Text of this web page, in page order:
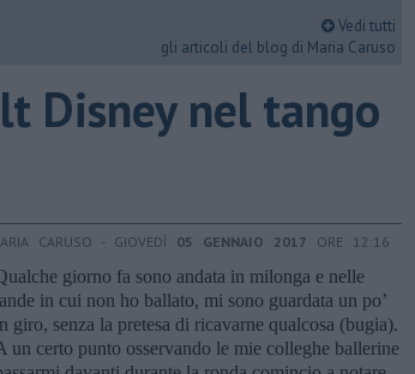
Vedi tutti
gli articoli del blog di Maria Caruso
Disney nel tango
CARUSO - GIOVEDÌ 05 GENNAIO 2017 ORE 12:16
giorno fa sono andata in milonga e nelle
in cui non ho ballato, mi sono guardata un po’
giro, senza la pretesa di ricavarne qualcosa (bugia).
un certo punto osservando le mie colleghe ballerine